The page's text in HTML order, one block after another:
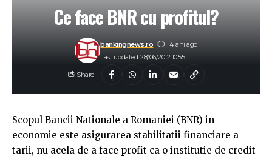
Ce face BNR cu profitul?
Last updated: 28/06/2012 10:55
bankingnews.ro 14 ani ago
Share
Scopul Bancii Nationale a Romaniei (BNR) in
economie este asigurarea stabilitatii financiare a
tarii, nu acela de a face profit ca o institutie de credit